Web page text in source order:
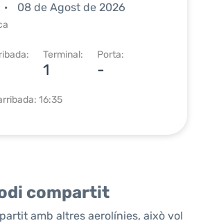
08 de Agost de 2026
Terminal:
1
Porta:
-
16:35
compartit
amb altres aerolínies, això vol